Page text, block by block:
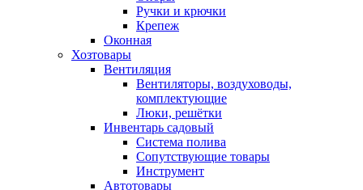
Ручки и крючки
Крепеж
Оконная
Хозтовары
Вентиляция
Вентиляторы, воздуховоды,
комплектующие
Люки, решётки
Инвентарь садовый
Система полива
Сопутствующие товары
Инструмент
Автотовары